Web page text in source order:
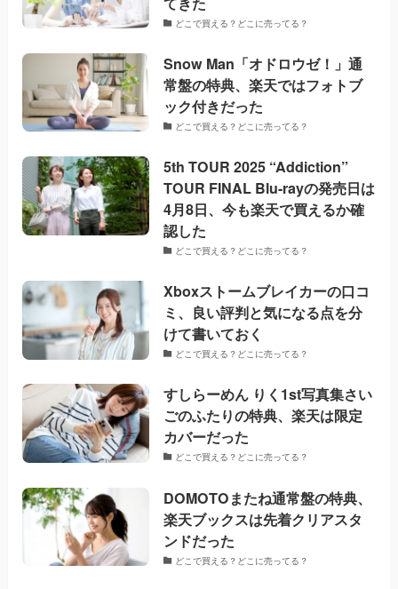
どこで買える？どこに売ってる？
Snow Man「オドロウゼ！」通
常盤の特典、楽天ではフォトブ
ック付きだった
どこで買える？どこに売ってる？
5th TOUR 2025 “Addiction”
TOUR FINAL Blu-rayの発売日は
4月8日、今も楽天で買えるか確
認した
どこで買える？どこに売ってる？
Xboxストームブレイカーの口コ
ミ、良い評判と気になる点を分
けて書いておく
どこで買える？どこに売ってる？
すしらーめん りく1st写真集さい
ごのふたりの特典、楽天は限定
カバーだった
どこで買える？どこに売ってる？
DOMOTOまたね通常盤の特典、
楽天ブックスは先着クリアスタ
ンドだった
どこで買える？どこに売ってる？